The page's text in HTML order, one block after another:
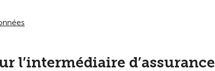
l’intermédiaire d’assurance